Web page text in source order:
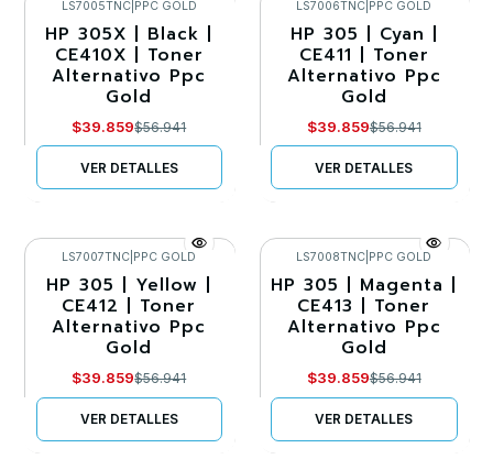
-30%
Agotado
LS7005TNC| PPC GOLD
HP 305X | Black |
CE410X | Toner
Alternativo Ppc
Gold
$39.859$56.941
VER DETALLES
-30%
Agotado
LS7006TNC PPC GOLD
HP 305 | Cyan |
CE411 | Toner
Alternativo Ppc
Gold
$39.859$56.941
VER DETALLES
-30%
Agotado
LS7007TNC PPC GOLD
HP 305 | Yellow |
CE412 | Toner
Alternativo Ppc
Gold
$39.859$56.941
VER DETALLES
-30%
Agotado
LS7008TNC PPC GOLD
HP 305 | Magenta |
CE413 | Toner
Alternativo Ppc
Gold
$39.859$56.941
VER DETALLES